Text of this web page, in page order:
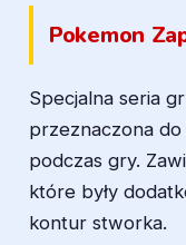
Pokemon
Specjalna seria
przeznaczona do
podczas gry.
które były
kontur stworka.